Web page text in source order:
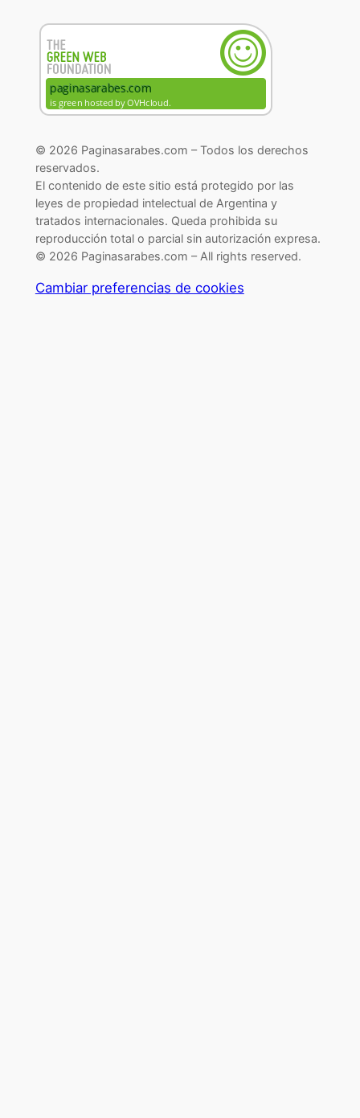
© 2026 Paginasarabes.com – Todos los derechos
reservados.
El contenido de este sitio está protegido por las
leyes de propiedad intelectual de Argentina y
tratados internacionales. Queda prohibida su
reproducción total o parcial sin autorización expresa.
© 2026 Paginasarabes.com – All rights reserved.
Cambiar preferencias de cookies